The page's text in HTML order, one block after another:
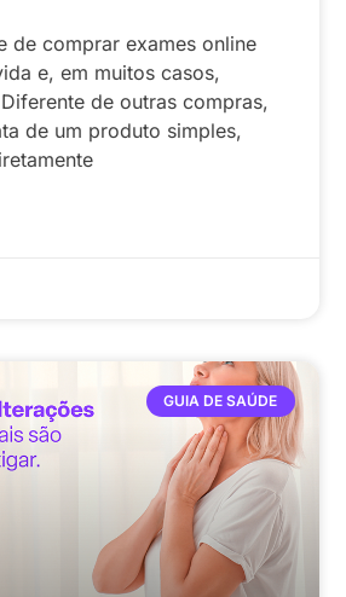
de comprar exames online
e, em muitos casos,
de outras compras,
de um produto simples,
GUIA DE SAÚDE